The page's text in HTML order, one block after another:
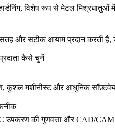
विशेष रूप से मेटल
और सटीक आयाम प्रदान करती हैं,
कैसे चुनें
कुशल मशीनीस्ट और आधुनिक
उपकरण की गुणवत्ता और CAD/CAM